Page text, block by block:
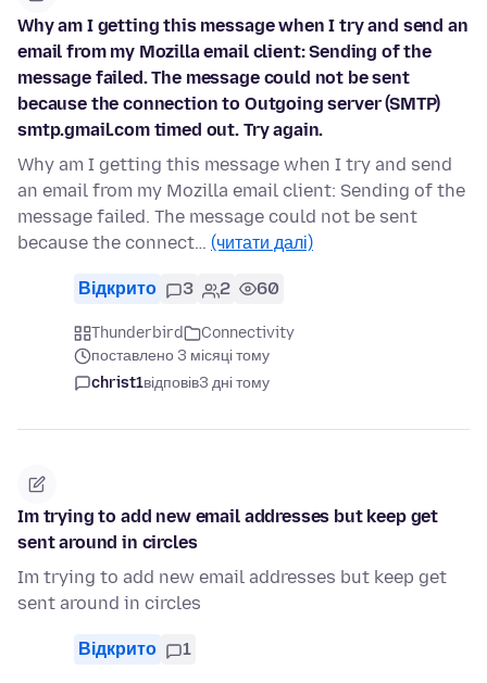
Why am I getting this message when I try and send an
email from my Mozilla email client: Sending of the
message failed. The message could not be sent
because the connection to Outgoing server (SMTP)
smtp.gmail.com timed out. Try again.
Why am I getting this message when I try and send
an email from my Mozilla email client: Sending of the
message failed. The message could not be sent
because the connect… (читати далі)
Відкрито 3 2 60
Thunderbird
Connectivity
поставлено 3 місяці тому
christ1відповів3 дні тому
Im trying to add new email addresses but keep get
sent around in circles
Im trying to add new email addresses but keep get
sent around in circles
Відкрито 1